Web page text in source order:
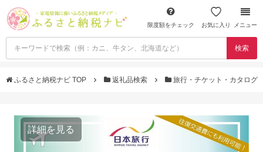
限度額をチェック お気に入り メニュー
検索
ふるさと納税ナビ TOP 返礼品検索 旅行・チケット・カタログ
詳細を見る